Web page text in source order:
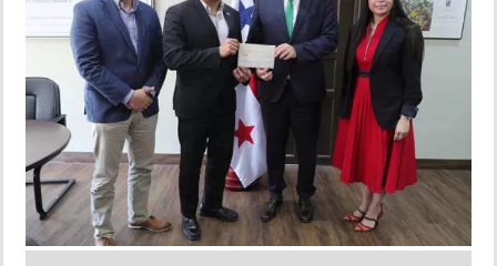
MUNDO
INSÓLITAS
MULTIMEDIA
IMPRESO